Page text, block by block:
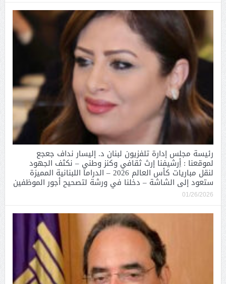
رئيسة مجلس إدارة تلفزيون لبنان د. إليسار نداف جعجع
لموقعنا : أِرشيفنا إرث ثقافي وكنز وطني – نكثف الجهود
لنقل مباريات كأس العالم 2026 – الدراما اللبنانية المميزة
ستعود إلى الشاشة – دخلنا في ورشة لتصحيح أجور الموظفين
01/26/2026